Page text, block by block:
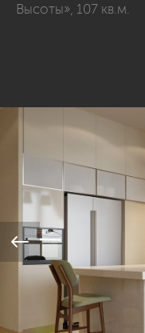
Высоты», 107 кв.м.